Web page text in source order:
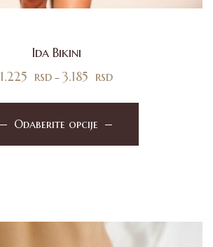
Ida Bikini
1.225 rsd– 3.185 rsd
Odaberite opcije